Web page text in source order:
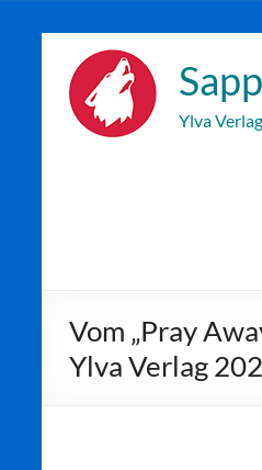
Inhalt
wechseln
Ylva Verlag
Vom „Pray
Ylva Verlag